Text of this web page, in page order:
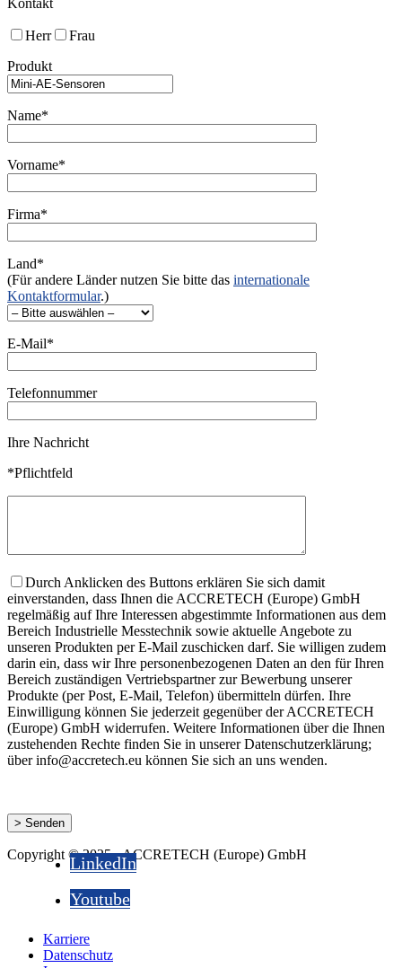
Herr
Frau
Produkt
Name*
Vorname*
Firma*
Land*
(Für andere Länder nutzen Sie bitte das internationale
Kontaktformular.)
E-Mail*
Telefonnummer
Ihre Nachricht
*Pflichtfeld
Durch Anklicken des Buttons erklären Sie sich damit
einverstanden, dass Ihnen die ACCRETECH (Europe) GmbH
regelmäßig auf Ihre Interessen abgestimmte Informationen aus dem
Bereich Industrielle Messtechnik sowie aktuelle Angebote zu
unseren Produkten per E-Mail zuschicken darf. Sie willigen zudem
darin ein, dass wir Ihre personenbezogenen Daten an den für Ihren
Bereich zuständigen Vertriebspartner zur Bewerbung unserer
Produkte (per Post, E-Mail, Telefon) übermitteln dürfen. Ihre
Einwilligung können Sie jederzeit gegenüber der ACCRETECH
(Europe) GmbH widerrufen. Weitere Informationen über die Ihnen
zustehenden Rechte finden Sie in unserer Datenschutzerklärung;
über info@accretech.eu können Sie sich an uns wenden.
Copyright © 2025 - ACCRETECH (Europe) GmbH
LinkedIn
Youtube
Karriere
Datenschutz